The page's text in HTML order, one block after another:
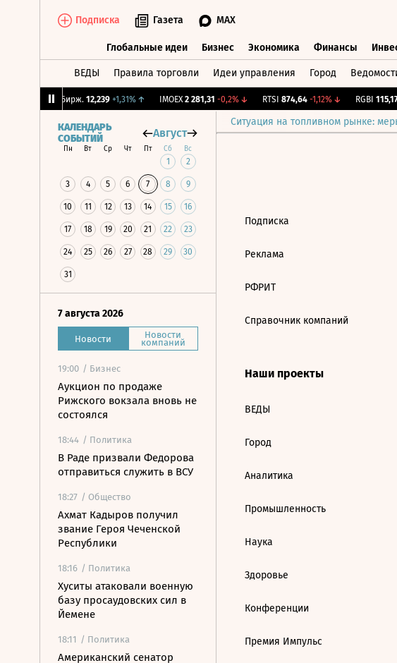
Подписка Газета MAX
Глобальные идеи Бизнес Экономика Финансы
ВЕДЫ Правила торговли Идеи управления Город
CNY Бирж. 12,239 +1,31%↑ IMOEX 2 281,31 -0,2%↓ RTSI 874,64 -1,12%↓ RGBI 115,17
Ситуация на топливном рынке:
КАЛЕНДАРЬ
СОБЫТИЙ
Август
Пн Вт Ср Чт Пт Сб Вс
1 2
3 4 5 6 7 8 9
10 11 12 13 14 15 16
17 18 19 20 21 22 23
24 25 26 27 28 29 30
31
7 августа 2026
Новости Новости
компаний
19:00 / Бизнес
Аукцион по продаже
Рижского вокзала вновь не
состоялся
18:44 / Политика
В Раде призвали Федорова
отправиться служить в ВСУ
18:27 / Общество
Ахмат Кадыров получил
звание Героя Чеченской
Республики
18:16 / Политика
Хуситы атаковали военную
базу просаудовских сил в
Йемене
18:11 / Политика
Американский сенатор
Подписка
Реклама
РФРИТ
Справочник компаний
Наши проекты
ВЕДЫ
Город
Аналитика
Промышленность
Наука
Здоровье
Конференции
Премия Импульс